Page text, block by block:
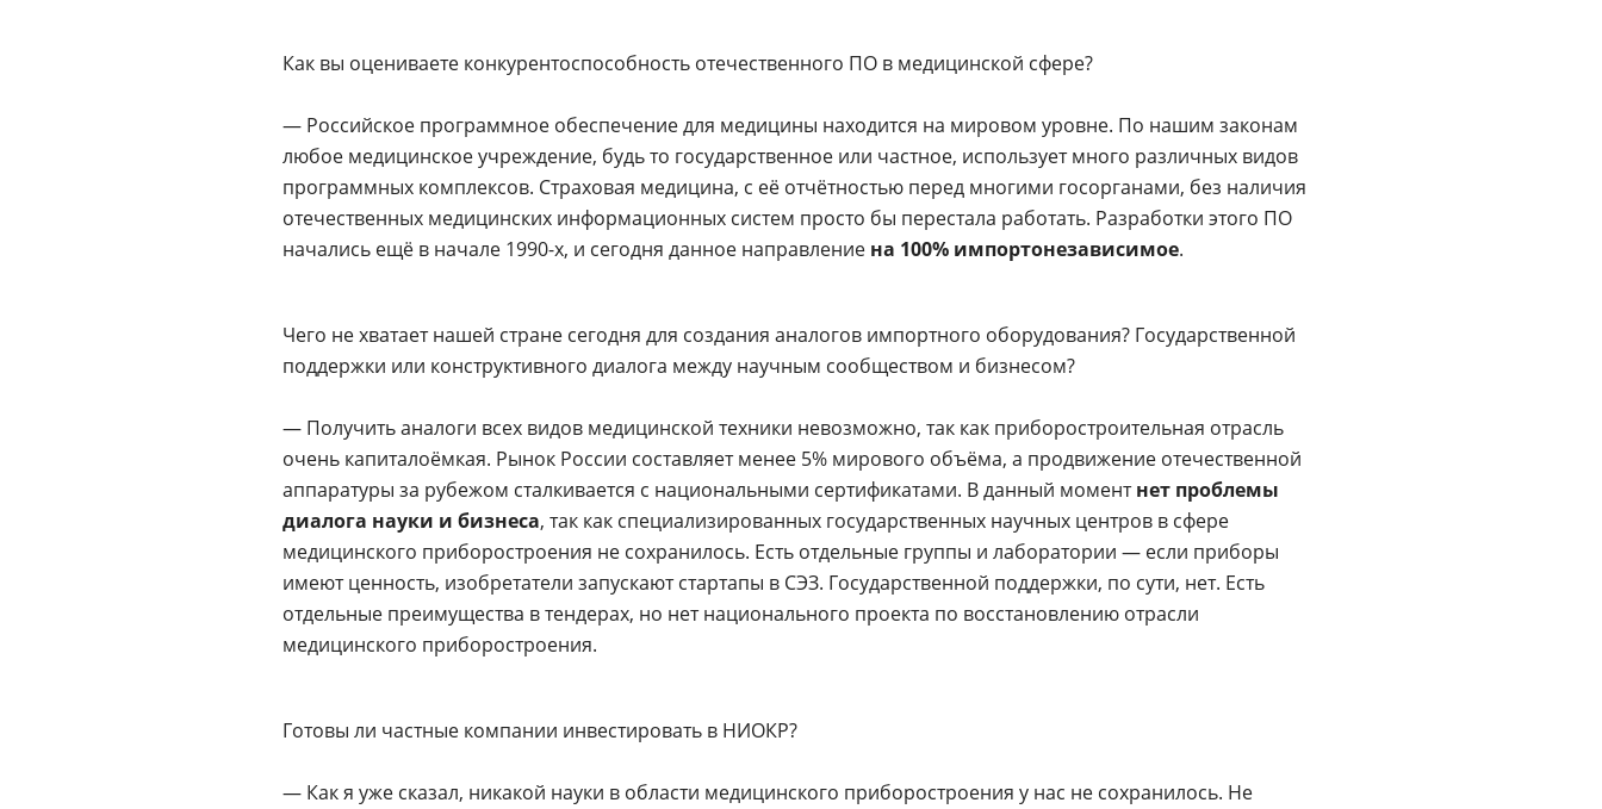
Как вы оцениваете конкурентоспособность отечественного ПО в медицинской сфере?
— Российское программное обеспечение для медицины находится на мировом уровне. По нашим законам
любое медицинское учреждение, будь то государственное или частное, использует много различных видов
программных комплексов. Страховая медицина, с её отчётностью перед многими госорганами, без наличия
отечественных медицинских информационных систем просто бы перестала работать. Разработки этого ПО
начались ещё в начале 1990-х, и сегодня данное направление на 100% импортонезависимое.
Чего не хватает нашей стране сегодня для создания аналогов импортного оборудования? Государственной
поддержки или конструктивного диалога между научным сообществом и бизнесом?
— Получить аналоги всех видов медицинской техники невозможно, так как приборостроительная отрасль
очень капиталоёмкая. Рынок России составляет менее 5% мирового объёма, а продвижение отечественной
аппаратуры за рубежом сталкивается с национальными сертификатами. В данный моментнет проблемы
диалога науки и бизнеса, так как специализированных государственных научных центров в сфере
медицинского приборостроения не сохранилось. Есть отдельные группы и лаборатории — если приборы
имеют ценность, изобретатели запускают стартапы в СЭЗ. Государственной поддержки, по сути, нет. Есть
отдельные преимущества в тендерах, но нет национального проекта по восстановлению отрасли
медицинского приборостроения.
Готовы ли частные компании инвестировать в НИОКР?
— Как я уже сказал, никакой науки в области медицинского приборостроения у нас не сохранилось. Не